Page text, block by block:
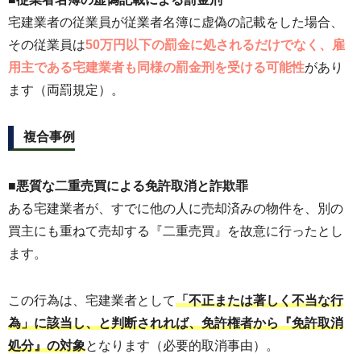
宅建業者の従業員が従業者名簿に虚偽の記載をした場合、
その従業員は50万円以下の罰金に処されるだけでなく、雇
用主である宅建業者も同様の罰金刑を受ける可能性があり
ます（両罰規定）。
複合事例
■悪質な二重売買による免許取消と詐欺罪
ある宅建業者が、すでに他の人に売却済みの物件を、別の
買主にも重ねて売却する『二重売買』を故意に行ったとし
ます。
この行為は、宅建業者として「不正または著しく不当な行
為」に該当し、と判断されれば、免許権者から『免許取消
処分』の対象となります（必要的取消事由）。